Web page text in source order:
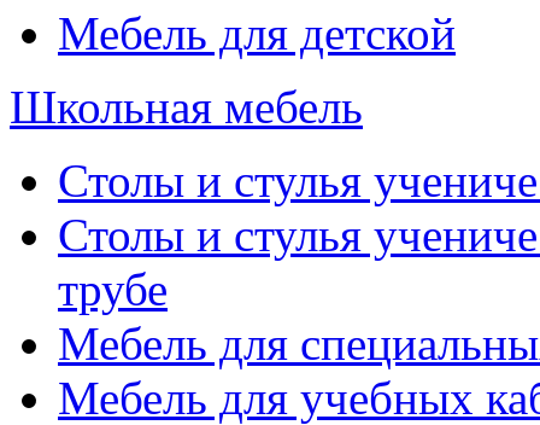
Мебель для детской
Школьная мебель
Столы и стулья
Столы и стулья
трубе
Мебель для
Мебель для учебных